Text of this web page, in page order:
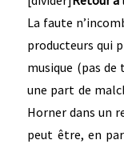
La faute
producteurs qui
musique (pas de
une part de
Horner dans un
peut être, en